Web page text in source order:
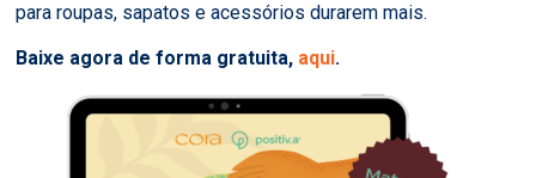
para roupas, sapatos e acessórios durarem mais.
Baixe agora de forma gratuita, aqui.